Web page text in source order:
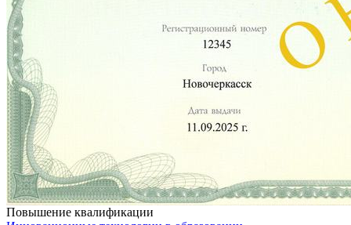
Повышение квалификации